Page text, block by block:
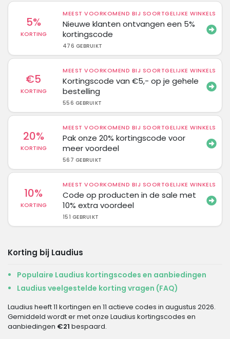
5%
KORTING
MEEST VOORKOMEND BIJ SOORTGELIJKE WINKELS
Nieuwe klanten ontvangen een 5%
kortingscode
476 GEBRUIKT
€5
KORTING
MEEST VOORKOMEND BIJ SOORTGELIJKE WINKELS
Kortingscode van €5,- op je gehele
bestelling
556 GEBRUIKT
20%
KORTING
MEEST VOORKOMEND BIJ SOORTGELIJKE WINKELS
Pak onze 20% kortingscode voor
meer voordeel
567 GEBRUIKT
10%
KORTING
MEEST VOORKOMEND BIJ SOORTGELIJKE WINKELS
Code op producten in de sale met
10% extra voordeel
151 GEBRUIKT
Korting bij Laudius
Populaire Laudius kortingscodes en aanbiedingen
Laudius veelgestelde korting vragen (FAQ)
Laudius heeft 11 kortingen en 11 actieve codes in augustus 2026.
Gemiddeld wordt er met onze Laudius kortingscodes en
aanbiedingen €21 bespaard.